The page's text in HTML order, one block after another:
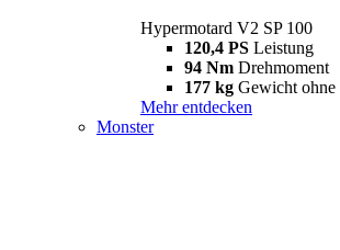
Hypermotard V2 SP 100
120,4 PS Leistung
94 Nm Drehmoment
177 kg Gewicht
Mehr entdecken
Monster